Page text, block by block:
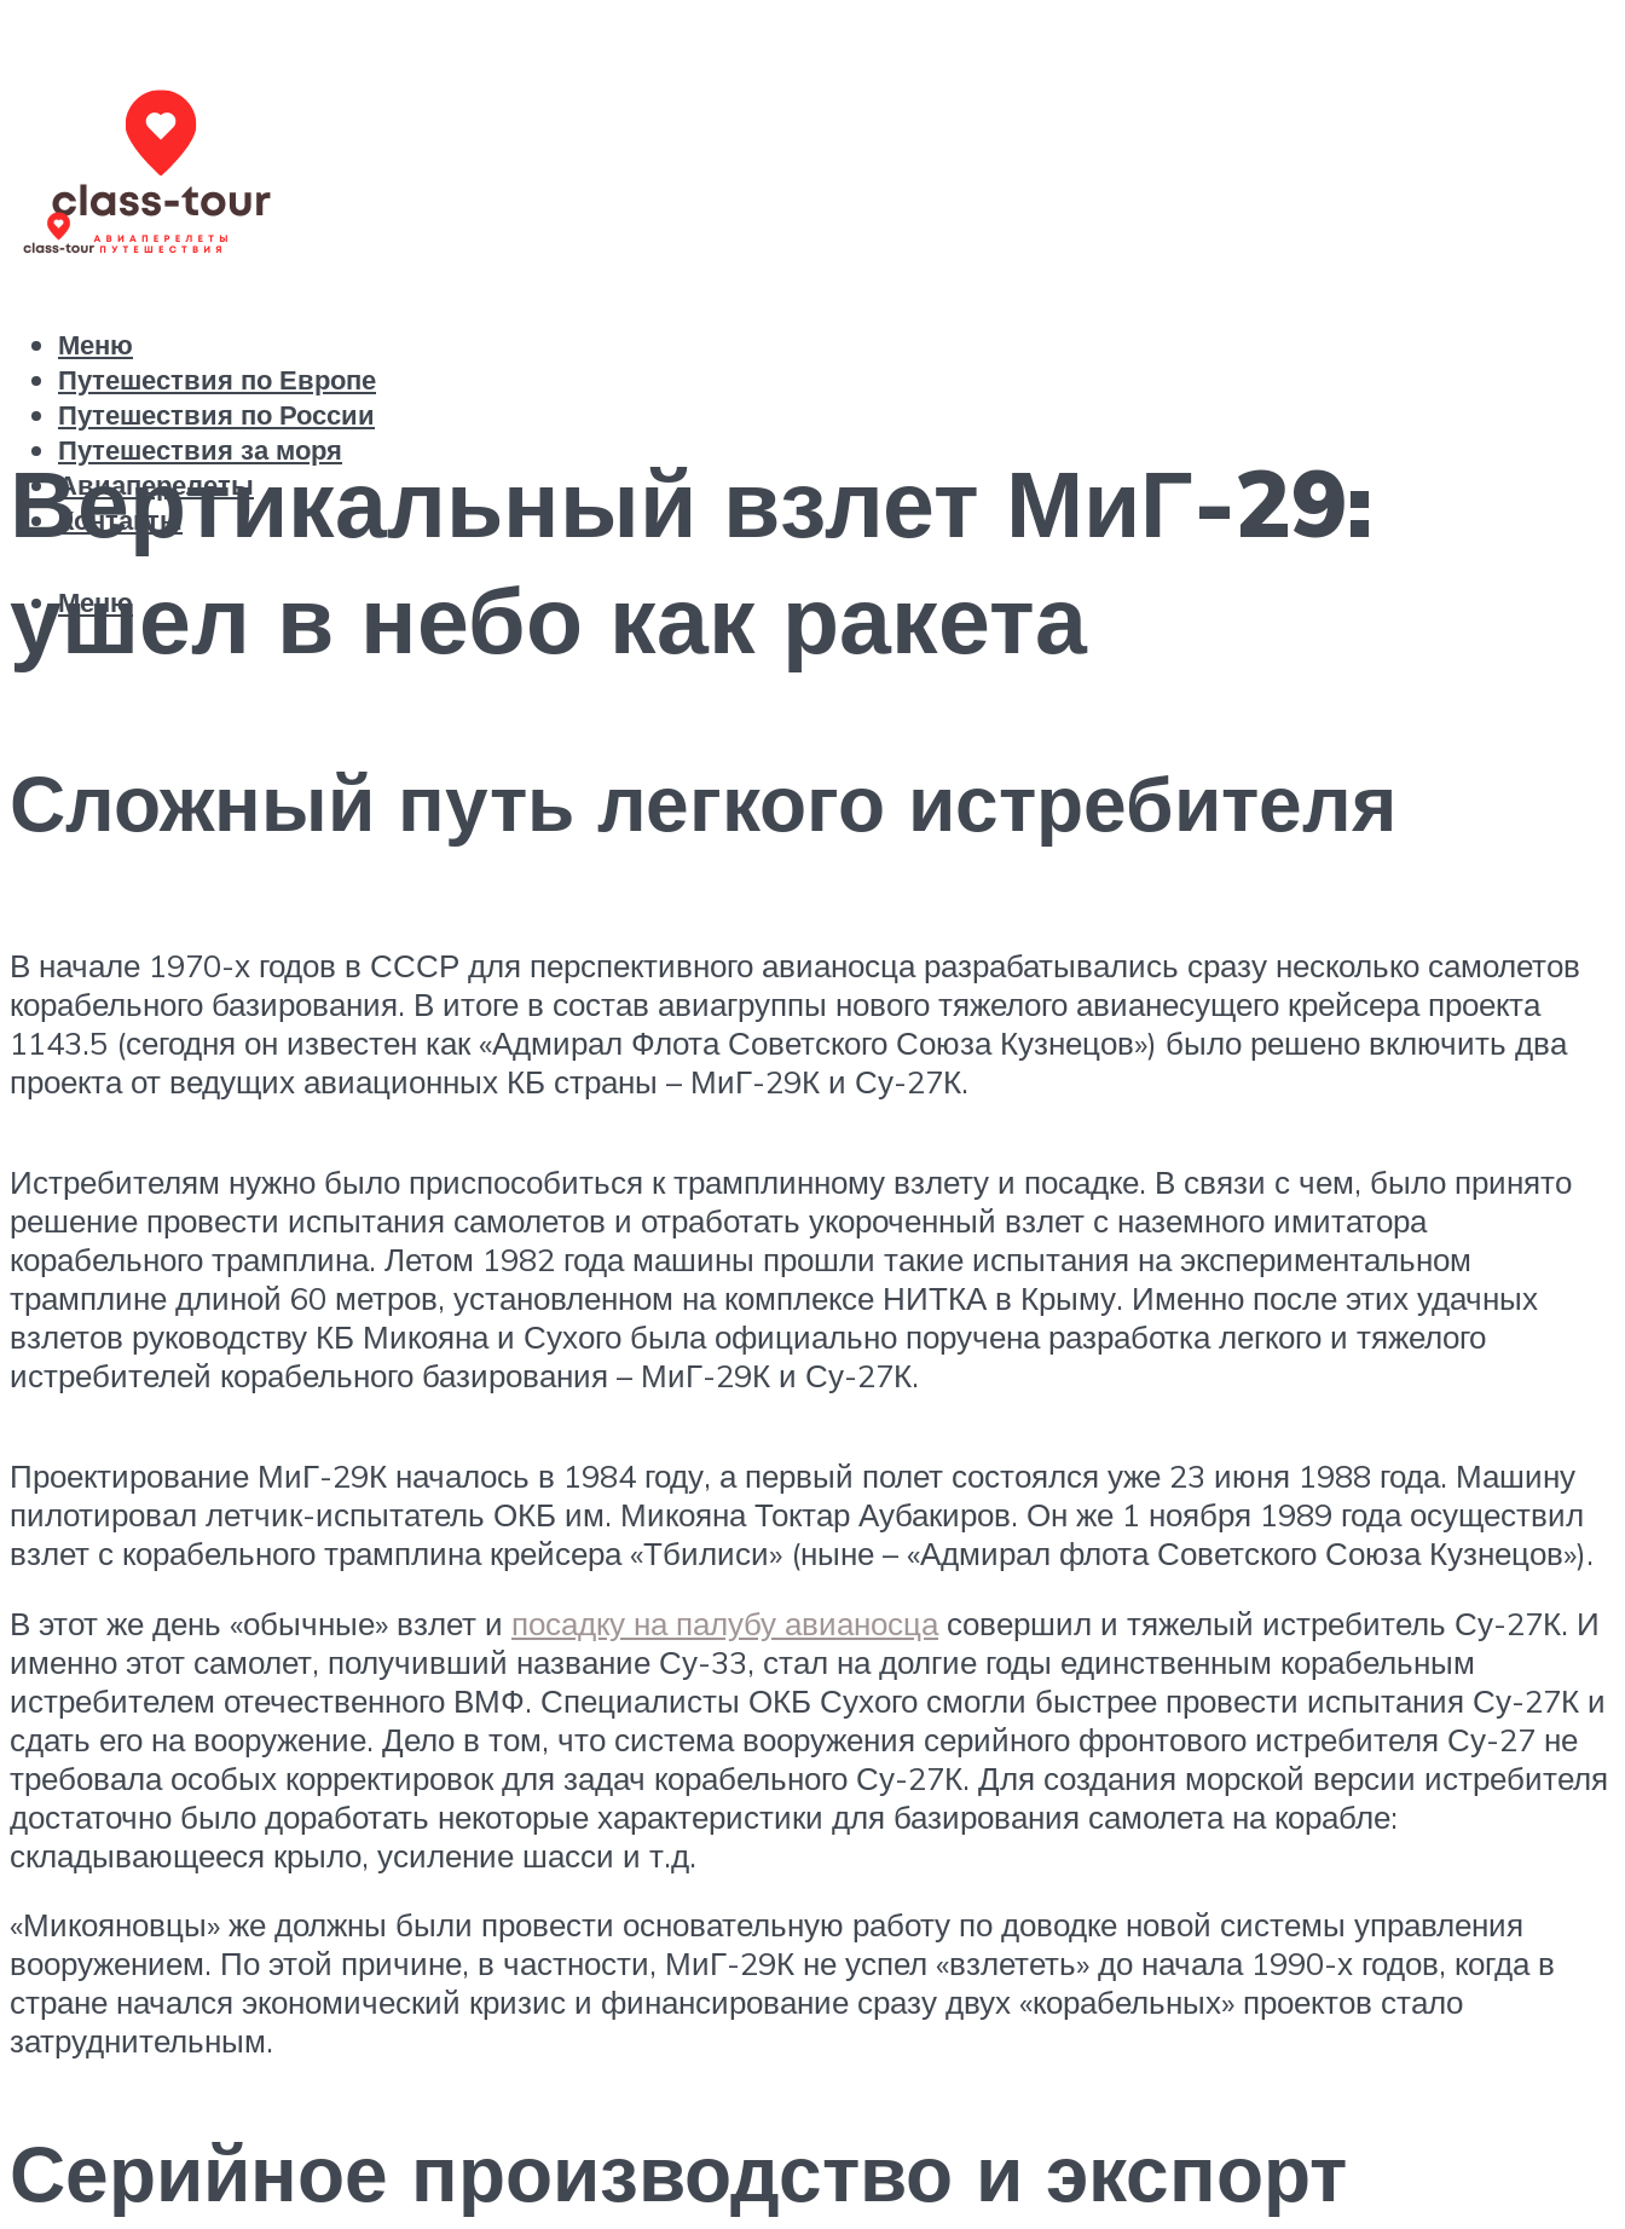
Путешествия по Европе
Путешествия по России
Путешествия за моря
Авиаперелеты
Контакты
Меню
Меню
Вертикальный взлет МиГ-29:
ушел в небо как ракета
Сложный путь легкого истребителя
В начале 1970-х годов в СССР для перспективного авианосца разрабатывались сразу несколько самолетов
корабельного базирования. В итоге в состав авиагруппы нового тяжелого авианесущего крейсера проекта
1143.5 (сегодня он известен как «Адмирал Флота Советского Союза Кузнецов») было решено включить два
проекта от ведущих авиационных КБ страны – МиГ-29К и Су-27К.
Истребителям нужно было приспособиться к трамплинному взлету и посадке. В связи с чем, было принято
решение провести испытания самолетов и отработать укороченный взлет с наземного имитатора
корабельного трамплина. Летом 1982 года машины прошли такие испытания на экспериментальном
трамплине длиной 60 метров, установленном на комплексе НИТКА в Крыму. Именно после этих удачных
взлетов руководству КБ Микояна и Сухого была официально поручена разработка легкого и тяжелого
истребителей корабельного базирования – МиГ-29К и Су-27К.
Проектирование МиГ-29К началось в 1984 году, а первый полет состоялся уже 23 июня 1988 года. Машину
пилотировал летчик-испытатель ОКБ им. Микояна Токтар Аубакиров. Он же 1 ноября 1989 года осуществил
взлет с корабельного трамплина крейсера «Тбилиси» (ныне – «Адмирал флота Советского Союза Кузнецов»).
В этот же день «обычные» взлет и посадку на палубу авианосцасовершил и тяжелый истребитель Су-27К. И
именно этот самолет, получивший название Су-33, стал на долгие годы единственным корабельным
истребителем отечественного ВМФ. Специалисты ОКБ Сухого смогли быстрее провести испытания Су-27К и
сдать его на вооружение. Дело в том, что система вооружения серийного фронтового истребителя Су-27 не
требовала особых корректировок для задач корабельного Су-27К. Для создания морской версии истребителя
достаточно было доработать некоторые характеристики для базирования самолета на корабле:
складывающееся крыло, усиление шасси и т.д.
«Микояновцы» же должны были провести основательную работу по доводке новой системы управления
вооружением. По этой причине, в частности, МиГ-29К не успел «взлететь» до начала 1990-х годов, когда в
стране начался экономический кризис и финансирование сразу двух «корабельных» проектов стало
затруднительным.
Серийное производство и экспорт